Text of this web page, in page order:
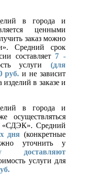
в города и
ценными
заказ можно
Средний срок
составляет 7 -
услуги(для
руб. и не зависит
изделий в заказе и
в города и
осуществляться
«СДЭК». Средний
дня (конкретные
уточнить у
доставляют
услуги для